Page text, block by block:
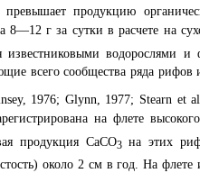
продукцию
8—12 г за сутки в расчете на
известниковыми водорослями
всего сообщества ряда
1976; Glynn, 1977; Stearn et
на флете
продукция СаСО3на этих
около 2 см в год. На